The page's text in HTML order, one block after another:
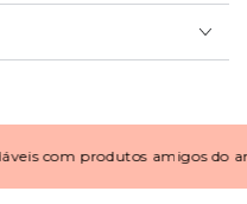
com produtos amigos do